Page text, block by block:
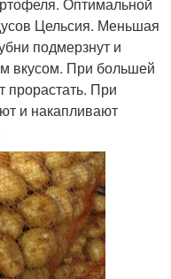
Оптимальной
Цельсия. Меньшая
подмерзнут и
вкусом. При большей
прорастать. При
и накапливают